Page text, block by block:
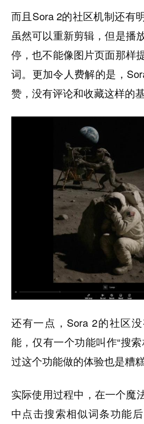
而且Sora 2的社区机制还有
虽然可以重新剪辑，但是播
停，也不能像图片页面那样
词。更加令人费解的是，
赞，没有评论和收藏这样的基
还有一点，Sora 2的社区
能，仅有一个功能叫作“搜
过这个功能做的体验也是糟糕
实际使用过程中，在一个魔
中点击搜索相似词条功能